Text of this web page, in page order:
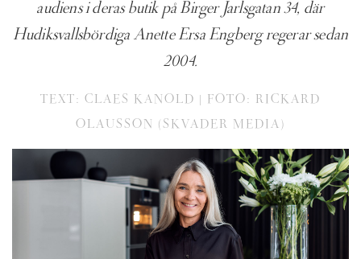
audiens i deras butik på Birger Jarlsgatan 34, där
Hudiksvallsbördiga Anette Ersa Engberg regerar sedan
2004.
TEXT: CLAES KANOLD | FOTO: RICKARD
OLAUSSON (SKVADER MEDIA)